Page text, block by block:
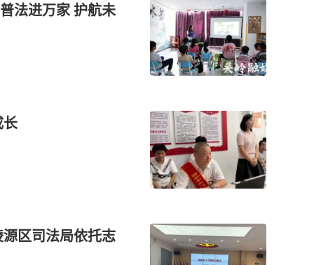
法进万家 护航未
长
区司法局依托志